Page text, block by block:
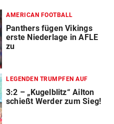
AMERICAN FOOTBALL
Panthers fügen Vikings
erste Niederlage in AFLE
zu
LEGENDEN TRUMPFEN AUF
3:2 – „Kugelblitz“ Ailton
schießt Werder zum Sieg!